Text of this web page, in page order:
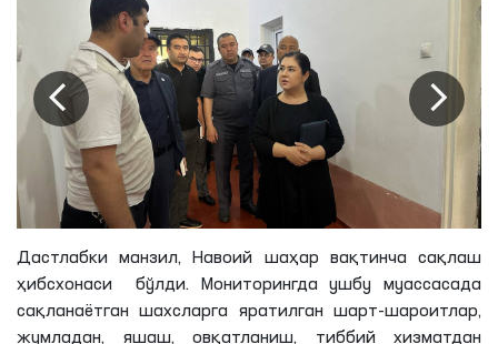
Дастлабки манзил, Навоий шаҳар вақтинча сақлаш